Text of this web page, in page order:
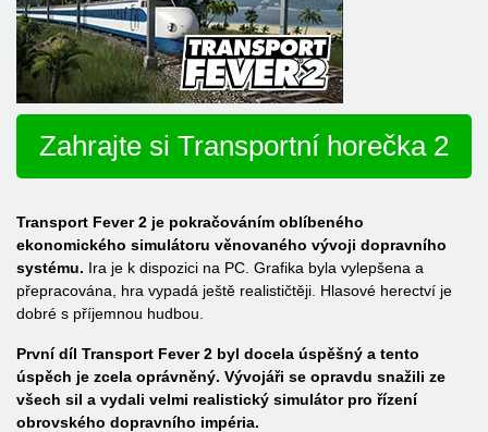
Zahrajte si Transportní horečka 2
Transport Fever 2 je pokračováním oblíbeného
ekonomického simulátoru věnovaného vývoji dopravního
systému. Ira je k dispozici na PC. Grafika byla vylepšena a
přepracována, hra vypadá ještě realističtěji. Hlasové herectví je
dobré s příjemnou hudbou.
První díl Transport Fever 2 byl docela úspěšný a tento
úspěch je zcela oprávněný. Vývojáři se opravdu snažili ze
všech sil a vydali velmi realistický simulátor pro řízení
obrovského dopravního impéria.